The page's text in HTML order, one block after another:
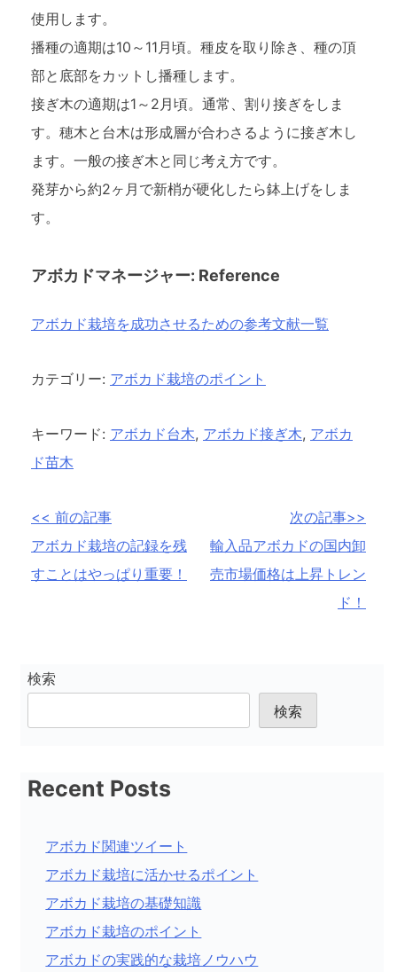
使用します。
播種の適期は10～11月頃。種皮を取り除き、種の頂
部と底部をカットし播種します。
接ぎ木の適期は1～2月頃。通常、割り接ぎをしま
す。穂木と台木は形成層が合わさるように接ぎ木し
ます。一般の接ぎ木と同じ考え方です。
発芽から約2ヶ月で新梢が硬化したら鉢上げをしま
す。
アボカドマネージャー: Reference
アボカド栽培を成功させるための参考文献一覧
カテゴリー: アボカド栽培のポイント
キーワード: アボカド台木, アボカド接ぎ木, アボカ
ド苗木
投
稿
ナ
ー
ン
<< 前の記事
アボカド栽培の記録を残
すことはやっぱり重要！
次の記事>>
輸入品アボカドの国内卸
売市場価格は上昇トレン
ド！
検索
検索
Recent Posts
アボカド関連ツイート
アボカド栽培に活かせるポイント
アボカド栽培の基礎知識
アボカド栽培のポイント
アボカドの実践的な栽培ノウハウ